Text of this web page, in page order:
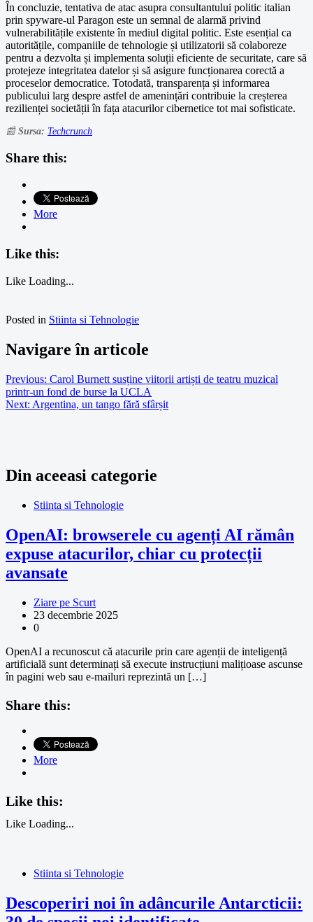
În concluzie, tentativa de atac asupra consultantului politic italian
prin spyware-ul Paragon este un semnal de alarmă privind
vulnerabilitățile existente în mediul digital politic. Este esențial ca
autoritățile, companiile de tehnologie și utilizatorii să colaboreze
pentru a dezvolta și implementa soluții eficiente de securitate, care să
protejeze integritatea datelor și să asigure funcționarea corectă a
proceselor democratice. Totodată, transparența și informarea
publicului larg despre astfel de amenințări contribuie la creșterea
rezilienței societății în fața atacurilor cibernetice tot mai sofisticate.
📰 Sursa: Techcrunch
Share this:
More
Like this:
Like Loading...
Posted in Stiinta si Tehnologie
Navigare în articole
Previous: Carol Burnett susține viitorii artiști de teatru muzical
printr-un fond de burse la UCLA
Next: Argentina, un tango fără sfârșit
Din aceeasi categorie
Stiinta si Tehnologie
OpenAI: browserele cu agenți AI rămân
expuse atacurilor, chiar cu protecții
avansate
Ziare pe Scurt
23 decembrie 2025
0
OpenAI a recunoscut că atacurile prin care agenții de inteligență
artificială sunt determinați să execute instrucțiuni malițioase ascunse
în pagini web sau e-mailuri reprezintă un […]
Share this:
More
Like this:
Like Loading...
Stiinta si Tehnologie
Descoperiri noi în adâncurile Antarcticii: